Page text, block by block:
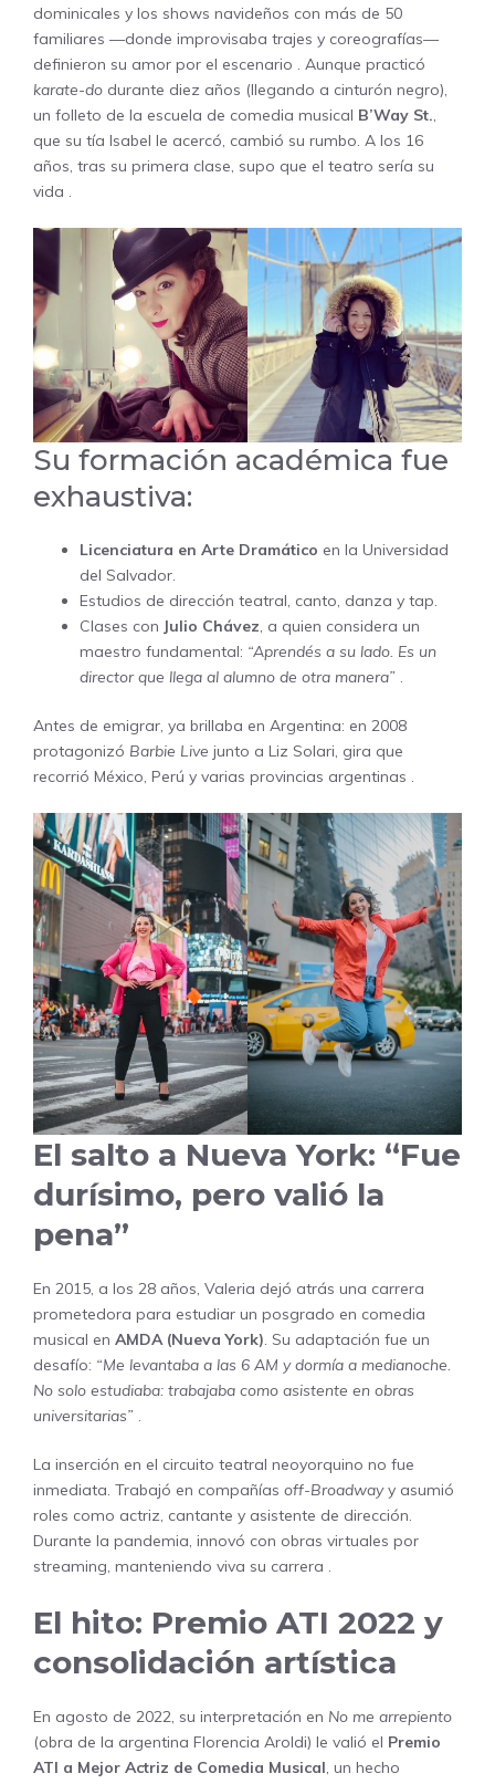
dominicales y los shows navideños con más de 50
familiares —donde improvisaba trajes y coreografías—
definieron su amor por el escenario . Aunque practicó
karate-do durante diez años (llegando a cinturón negro),
un folleto de la escuela de comedia musical B’Way St.,
que su tía Isabel le acercó, cambió su rumbo. A los 16
años, tras su primera clase, supo que el teatro sería su
vida .
Su formación académica fue
exhaustiva:
Licenciatura en Arte Dramático en la Universidad
del Salvador.
Estudios de dirección teatral, canto, danza y tap.
Clases con Julio Chávez, a quien considera un
maestro fundamental: “Aprendés a su lado. Es un
director que llega al alumno de otra manera” .
Antes de emigrar, ya brillaba en Argentina: en 2008
protagonizó Barbie Live junto a Liz Solari, gira que
recorrió México, Perú y varias provincias argentinas .
El salto a Nueva York: “Fue
durísimo, pero valió la
pena”
En 2015, a los 28 años, Valeria dejó atrás una carrera
prometedora para estudiar un posgrado en comedia
musical en AMDA (Nueva York). Su adaptación fue un
desafío: “Me levantaba a las 6 AM y dormía a medianoche.
No solo estudiaba: trabajaba como asistente en obras
universitarias” .
La inserción en el circuito teatral neoyorquino no fue
inmediata. Trabajó en compañías off-Broadwayy asumió
roles como actriz, cantante y asistente de dirección.
Durante la pandemia, innovó con obras virtuales por
streaming, manteniendo viva su carrera .
El hito: Premio ATI 2022 y
consolidación artística
En agosto de 2022, su interpretación en No me arrepiento
(obra de la argentina Florencia Aroldi) le valió el Premio
ATI a Mejor Actriz de Comedia Musical, un hecho